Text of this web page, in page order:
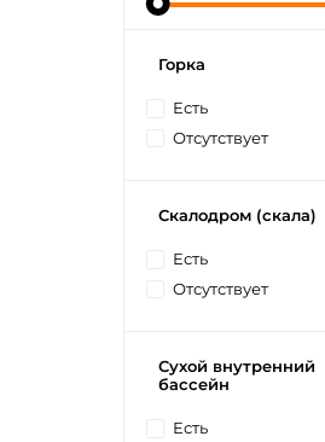
Горка
Есть
Отсутствует
Скалодром (скала)
Есть
Отсутствует
Сухой внутренний
бассейн
Есть